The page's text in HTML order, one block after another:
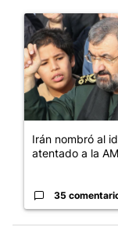
Un artículo de
Irán nombró al
atentado a la
35